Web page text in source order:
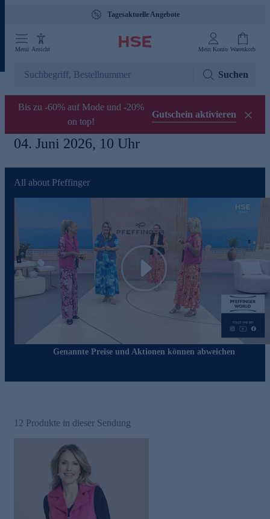
Gebührenfreie Hotline 0800 29 888 88
Menü Ansicht Mein Konto Warenkorb
Suchen
Bis zu -60% auf Mode und -20%
on top!
Gutschein aktivieren
04. Juni 2026, 10 Uhr
All about Pfeffinger
Play
Genannte Preise und Aktionen können abweichen
12 Produkte in dieser Sendung